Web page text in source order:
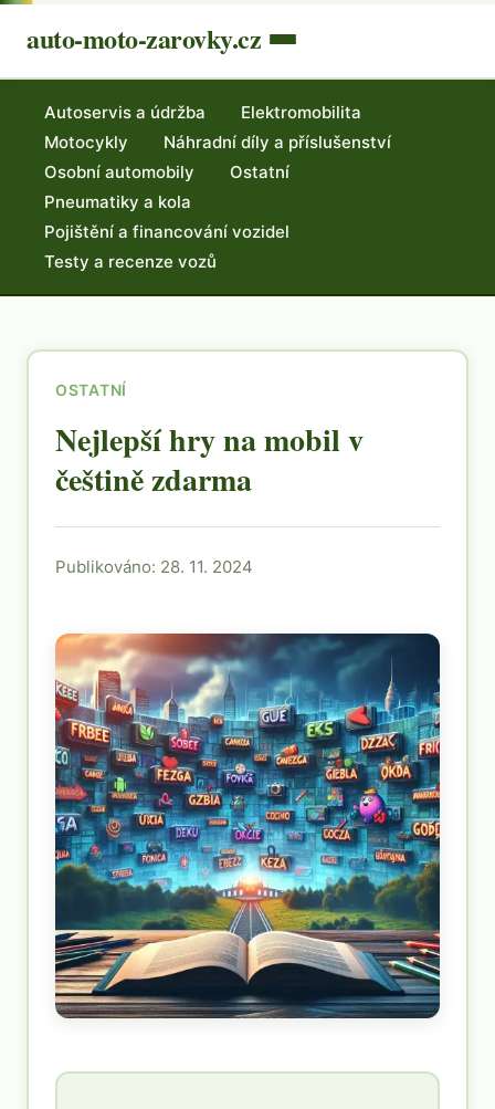
auto-moto-zarovky.cz
Autoservis a údržba
Elektromobilita
Motocykly
Náhradní díly a příslušenství
Osobní automobily
Ostatní
Pneumatiky a kola
Pojištění a financování vozidel
Testy a recenze vozů
OSTATNÍ
Nejlepší hry na mobil v
češtině zdarma
Publikováno: 28. 11. 2024